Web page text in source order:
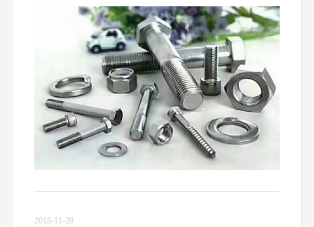
2018-11-20